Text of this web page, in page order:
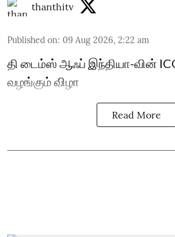
thanthitv
Published on: 09 Aug 2026, 2:22 am
தி டைம்ஸ் ஆஃப் இந்தியா-வின்
வழங்கும் விழா
Read More